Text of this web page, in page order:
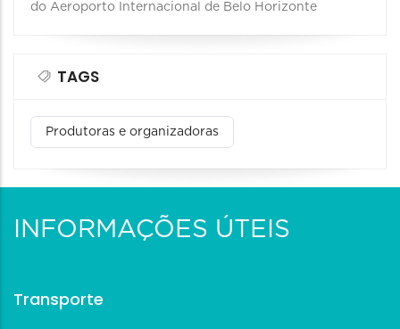
do Aeroporto Internacional de Belo Horizonte
TAGS
Produtoras e organizadoras
INFORMAÇÕES ÚTEIS
Transporte